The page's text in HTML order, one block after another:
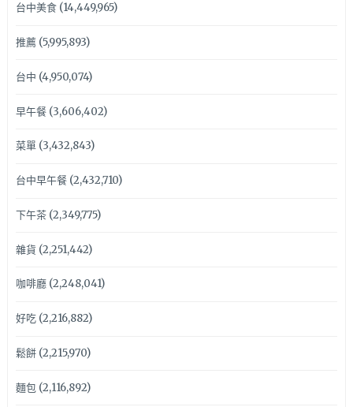
台中美食(14,449,965)
推薦(5,995,893)
台中 (4,950,074)
早午餐(3,606,402)
菜單(3,432,843)
台中早午餐(2,432,710)
下午茶(2,349,775)
雜貨 (2,251,442)
咖啡廳(2,248,041)
好吃(2,216,882)
鬆餅(2,215,970)
麵包(2,116,892)